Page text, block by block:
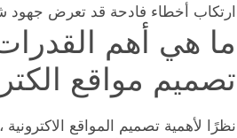
ارتكاب أخطاء فادحة قد تعرض جهود
ما هي أهم
تصميم مواقع
نظرًا لأهمية تصميم المواقع